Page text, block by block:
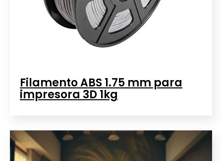
Filamento ABS 1.75 mm para
impresora 3D 1kg